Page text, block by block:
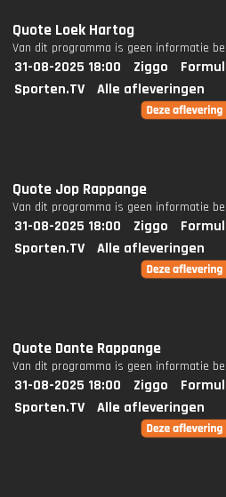
Quote Loek Hartog
Van dit programma is geen informatie
31-08-2025 18:00 Ziggo
Sporten.TV
Alle afleveringen
Quote Jop Rappange
Van dit programma is geen informatie
31-08-2025 18:00 Ziggo
Sporten.TV
Alle afleveringen
Quote Dante Rappange
Van dit programma is geen informatie
31-08-2025 18:00 Ziggo
Sporten.TV
Alle afleveringen